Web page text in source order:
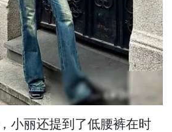
小丽还提到了低腰裤在时